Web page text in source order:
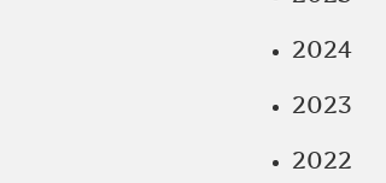
2024
2023
2022